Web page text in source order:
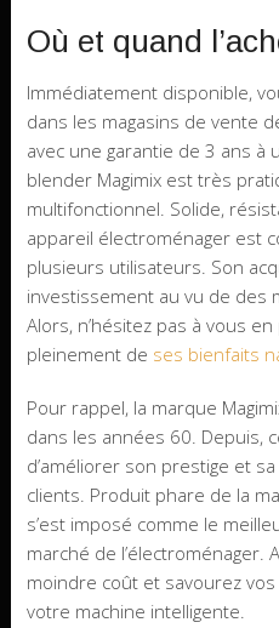
Où et quand
Immédiatement disponible,
dans les magasins de vente
avec une garantie de 3 ans à
blender Magimix est très
multifonctionnel. Solide,
appareil électroménager est
plusieurs utilisateurs. Son
investissement au vu de des
Alors, n’hésitez pas à vous
pleinement de ses bienfaits
Pour rappel, la marque
dans les années 60. Depuis,
d’améliorer son prestige et
clients. Produit phare de la
s’est imposé comme le
marché de l’électroménager.
moindre coût et savourez
votre machine intelligente.